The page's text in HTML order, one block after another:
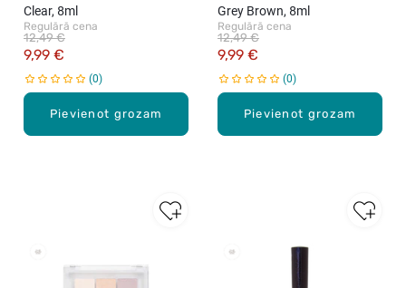
Pievienot grozam
Clear, 8ml
Regulārā cena
9,99 €
12,49 €
0
Pievienot grozam
Grey Brown, 8ml
Regulārā cena
9,99 €
12,49 €
0